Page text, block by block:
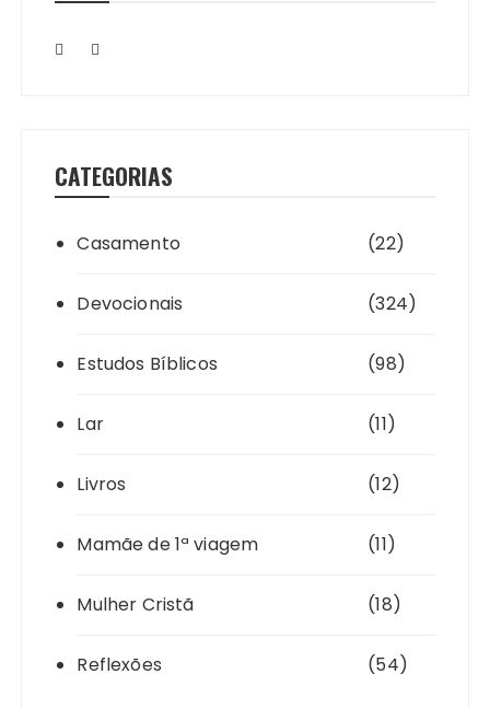
CATEGORIAS
Casamento (22)
Devocionais (324)
Estudos Bíblicos (98)
Lar (11)
Livros (12)
Mamãe de 1ª viagem (11)
Mulher Cristã (18)
Reflexões (54)